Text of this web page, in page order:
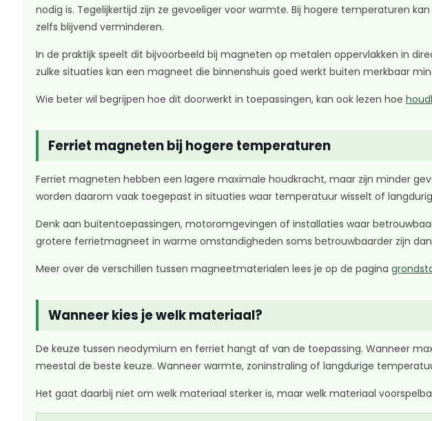
nodig is. Tegelijkertijd zijn ze gevoeliger voor warmte. Bij hogere temperaturen
zelfs blijvend verminderen.
In de praktijk speelt dit bijvoorbeeld bij magneten op metalen oppervlakken in
zulke situaties kan een magneet die binnenshuis goed werkt buiten merkbaar
Wie beter wil begrijpen hoe dit doorwerkt in toepassingen, kan ook lezen hoe
Ferriet magneten bij hogere temperaturen
Ferriet magneten hebben een lagere maximale houdkracht, maar zijn minder
worden daarom vaak toegepast in situaties waar temperatuur wisselt of
Denk aan buitentoepassingen, motoromgevingen of installaties waar
grotere ferrietmagneet in warme omstandigheden soms betrouwbaarder zijn
Meer over de verschillen tussen magneetmaterialen lees je op de pagina
Wanneer kies je welk materiaal?
De keuze tussen neodymium en ferriet hangt af van de toepassing. Wanneer
meestal de beste keuze. Wanneer warmte, zoninstraling of langdurige
Het gaat daarbij niet om welk materiaal sterker is, maar welk materiaal